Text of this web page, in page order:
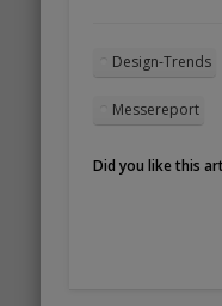
Design-Trends
Messereport
Did you like this